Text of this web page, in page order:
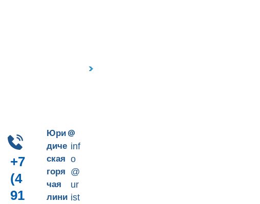
+7
(4
91
Юри
диче
ская
горя
чая
лини
inf
o
@
ur
ist